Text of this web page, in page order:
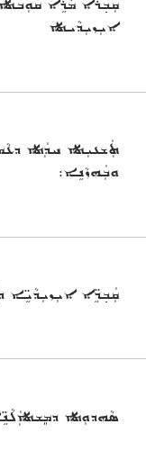
ܩܲܒ݂ܪܵܐ ܡܵܪܹܐ
ܐܝܼܙܝܼܕܵܝܬܐ
ܬܲܫܥܝܼܬܐ ܚܕܲܬܐ
ܘܒܲܗܙܵܢܹܐ:
ܩܲܒ݂ܖܹ̈ܐ ܐܝܼܙܝܼܕܵܝܹ̈ܐ
ܣܵܗܕܘܼܬܐ